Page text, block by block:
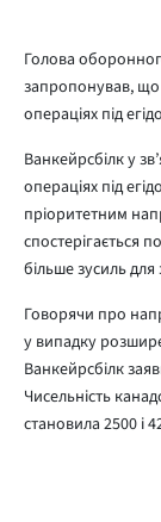
Голова
запропонував, що
операціях під
Ванкейрсбілк у
операціях під
пріоритетним
спостерігається
більше зусиль
Говорячи про
у випадку
Ванкейрсбілк
Чисельність
становила 2500 і